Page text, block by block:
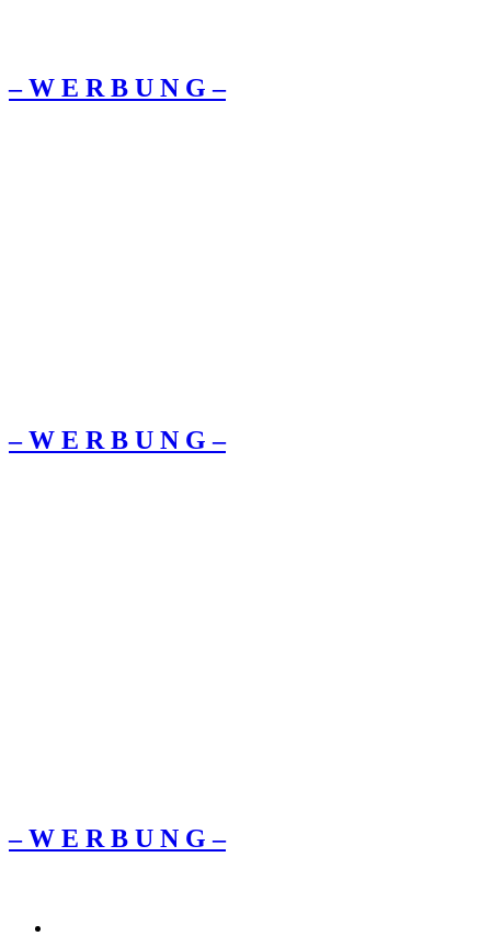
– W Ε R Β U Ν G –
– W Ε R Β U Ν G –
– W Ε R Β U Ν G –